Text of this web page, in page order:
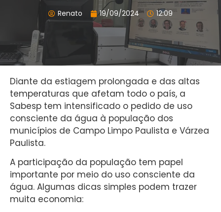
Renato 19/09/2024 12:09
Diante da estiagem prolongada e das altas
temperaturas que afetam todo o país, a
Sabesp tem intensificado o pedido de uso
consciente da água à população dos
municípios de Campo Limpo Paulista e Várzea
Paulista.
A participação da população tem papel
importante por meio do uso consciente da
água. Algumas dicas simples podem trazer
muita economia: